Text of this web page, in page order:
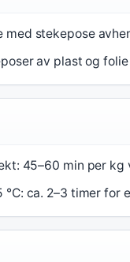
stekepose
av plast og
45–60 min per kg
ca. 2–3 timer for